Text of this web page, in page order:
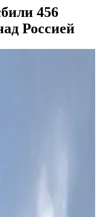
456
Россией